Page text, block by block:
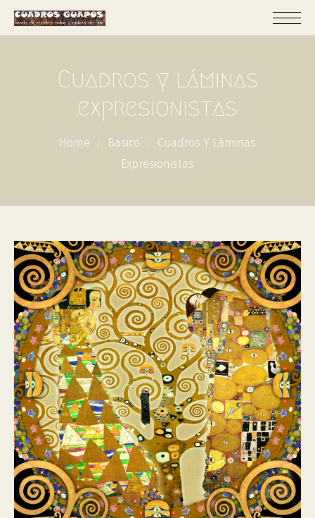
Cuadros y láminas
expresionistas
Home Basico
Cuadros Y Láminas
Expresionistas